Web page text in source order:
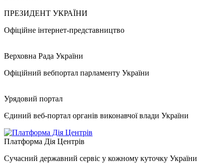
ПРЕЗИДЕНТ УКРАЇНИ
Офіційне інтернет-представництво
Верховна Рада України
Офіційний вебпортал парламенту України
Урядовий портал
Єдиний веб-портал органів виконавчої влади України
Платформа Дія Центрів
Сучасний державний сервіс у кожному куточку України